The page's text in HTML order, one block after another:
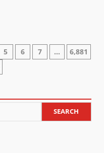
5 6 7 …
6,881
SEARCH